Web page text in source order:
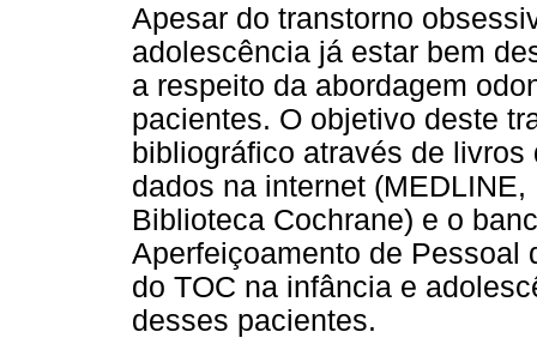
Apesar do transtorno
adolescência já estar bem
a respeito da abordagem
pacientes. O objetivo deste
bibliográfico através de
dados na internet
Biblioteca Cochrane) e o
Aperfeiçoamento de Pessoal
do TOC na infância e
desses pacientes.